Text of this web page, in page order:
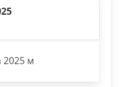
2025 м